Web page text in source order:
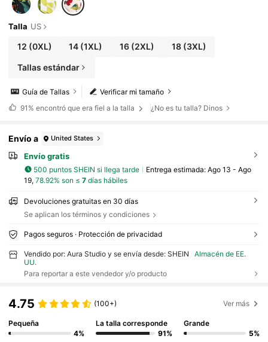
Talla US
12 (0XL) 14 (1XL) 16(2XL) 18(3XL)
Tallas estándar
Verificar mi tamaño
Guía de Tallas
91% encontró que era fiel a la talla ¿No es tu talla? Dinos
Envío a United States
Envío gratis
500 puntos SHEIN si llega tarde Entrega estimada: Ago 13 - Ago
19, 78.92% son ≤ 7días hábiles
Devoluciones gratuitas en 30 días
Se aplican los términos y condiciones
Pagos seguros · Protección de privacidad
Vendido por: Aura Studio y se envía desde: SHEIN
Almacén de EE.
UU.
Para reportar a este vendedor y/o producto
4.75 (100+) Ver más
Pequeña
4%
La talla corresponde
91%
Grande
5%